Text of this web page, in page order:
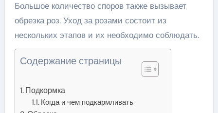
Большое количество споров также вызывает
обрезка роз. Уход за розами состоит из
нескольких этапов и их необходимо соблюдать.
Содержание страницы
Подкормка
Когда и чем подкармливать